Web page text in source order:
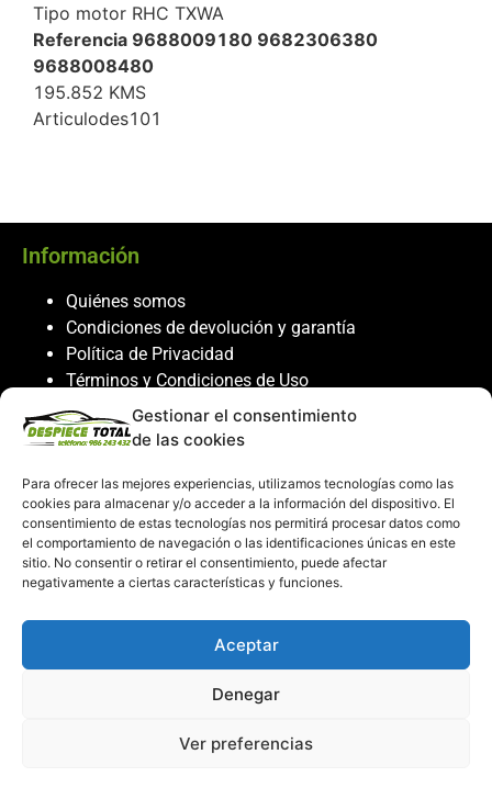
Gestionar el consentimiento
de las cookies
Para ofrecer las mejores experiencias, utilizamos tecnologías como las
cookies para almacenar y/o acceder a la información del dispositivo. El
consentimiento de estas tecnologías nos permitirá procesar datos como
el comportamiento de navegación o las identificaciones únicas en este
sitio. No consentir o retirar el consentimiento, puede afectar
negativamente a ciertas características y funciones.
Aceptar
Denegar
Ver preferencias
Tipo motor RHC TXWA
Referencia 9688009180 9682306380
9688008480
195.852 KMS
Articulodes101
Información
Quiénes somos
Condiciones de devolución y garantía
Política de Privacidad
Términos y Condiciones de Uso
Política de Cookies
Servicio al cliente
Contacto
986 243 432
608 867 074
recambiosdespiecetotal@gmail.com
Mi cuenta
Mi Cuenta